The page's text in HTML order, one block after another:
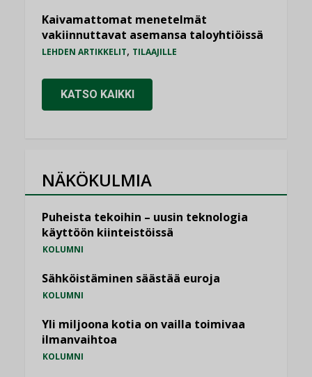
Kaivamattomat menetelmät
vakiinnuttavat asemansa taloyhtiöissä
LEHDEN ARTIKKELIT, TILAAJILLE
KATSO KAIKKI
NÄKÖKULMIA
Puheista tekoihin – uusin teknologia
käyttöön kiinteistöissä
KOLUMNI
Sähköistäminen säästää euroja
KOLUMNI
Yli miljoona kotia on vailla toimivaa
ilmanvaihtoa
KOLUMNI